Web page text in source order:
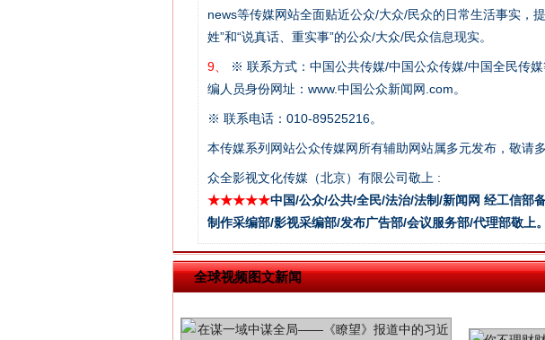
news等传媒网站全面贴近公众/大众/民众的日常生活事实，
姓”和“说真话、重实事”的公众/大众/民众信息现实。
9、
※ 联系方式：中国公共传媒/中国公众传媒/中国全民传
编人员身份网址：www.中国公众新闻网.com。
※ 联系电话：010-89525216。
本传媒系列网站公众传媒网所有辅助网站属多元发布，敬请
众全影视文化传媒（北京）有限公司敬上 :
★★★★★中国/公众/公共/全民/法治/法制/新闻网 经工信部
制作采编部/影视采编部/发布广告部/会议服务部/代理部敬上。
全球视频图文新闻
这是一记警钟！
在谋一域中谋全局